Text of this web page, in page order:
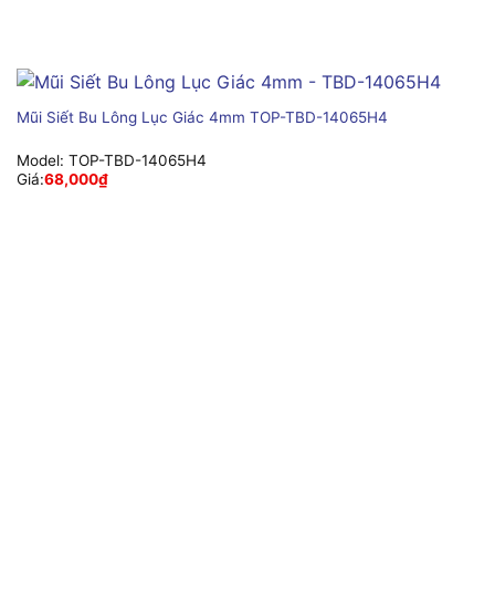
Mũi Siết Bu Lông Lục Giác 4mm TOP-TBD-14065H4
Model: TOP-TBD-14065H4
Giá:68,000₫